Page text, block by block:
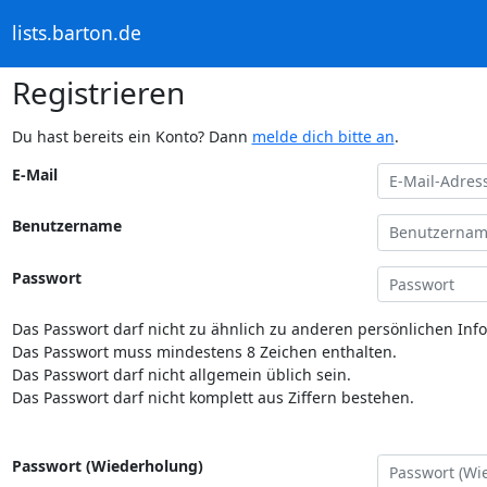
lists.barton.de
Registrieren
Du hast bereits ein Konto? Dann melde dich bitte an.
E-Mail
Benutzername
Passwort
Das Passwort darf nicht zu ähnlich zu anderen persönlichen
Das Passwort muss mindestens 8 Zeichen enthalten.
Das Passwort darf nicht allgemein üblich sein.
Das Passwort darf nicht komplett aus Ziffern bestehen.
Passwort (Wiederholung)